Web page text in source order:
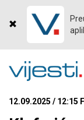
12.09.2025 / 12:15